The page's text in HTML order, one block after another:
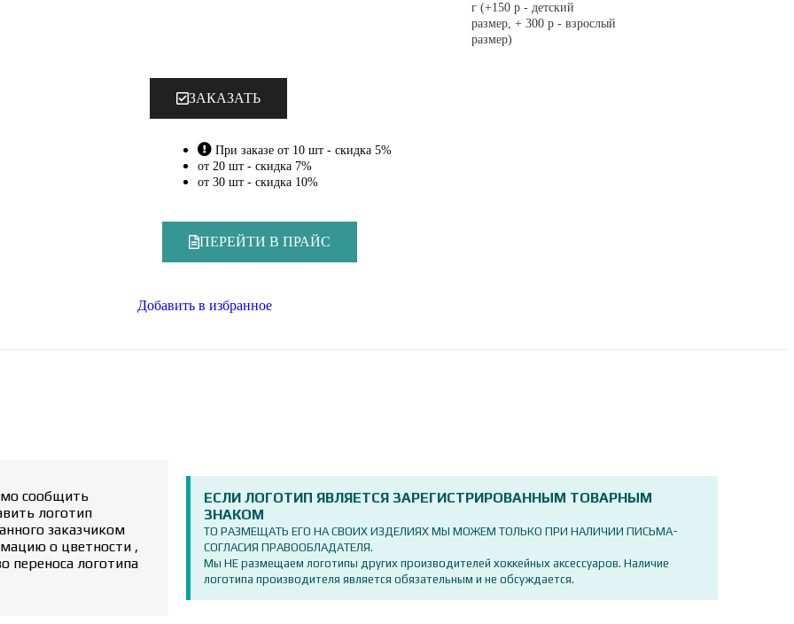
г (+150 р - детский
размер, + 300 р - взрослый
размер)
ЗАКАЗАТЬ
При заказе от 10 шт - скидка 5%
от 20 шт - скидка 7%
от 30 шт - скидка 10%
ПЕРЕЙТИ В ПРАЙС
Добавить в избранное
сообщить
логотип
заказчиком
о цветности ,
переноса логотипа
ЕСЛИ ЛОГОТИП ЯВЛЯЕТСЯ ЗАРЕГИСТРИРОВАННЫМ ТОВАРНЫМ
ЗНАКОМ
ТО РАЗМЕЩАТЬ ЕГО НА СВОИХ ИЗДЕЛИЯХ МЫ МОЖЕМ ТОЛЬКО ПРИ НАЛИЧИИ ПИСЬМА-
СОГЛАСИЯ ПРАВООБЛАДАТЕЛЯ.
Мы НЕ размещаем логотипы других производителей хоккейных аксессуаров. Наличие
логотипа производителя является обязательным и не обсуждается.